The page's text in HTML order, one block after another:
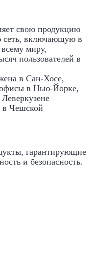
свою продукцию
сеть, включающую в
миру,
пользователей в
в Сан-Хосе,
в Нью-Йорке,
в Чешской
гарантирующие
и безопасность.